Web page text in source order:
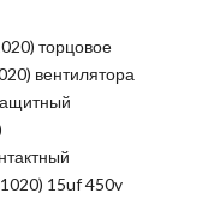
торцовое
вентилятора
15uf 450v